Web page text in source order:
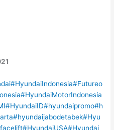
#HyundaiIndonesia#Futureo
#HyundaiMotorIndonesia
#HyundaiID#hyundaipromo#h
#hyundaijabodetabek#Hyu
#HyundaiUSA#Hyundai